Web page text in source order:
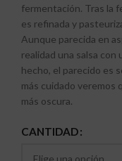
fermentación. Tras la
es refinada y
Aunque parecida en
realidad una salsa
hecho, el parecido es
más cuidado veremos
más oscura.
CANTIDAD